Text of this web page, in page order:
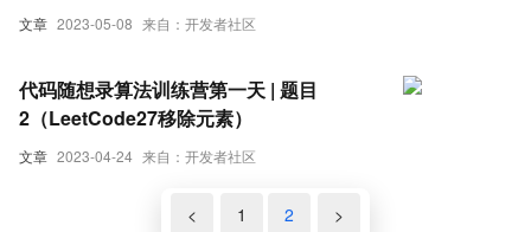
文章 2023-05-08 来自：开发者社区
文章 2023-04-24 来自：开发者社区
代码随想录算法训练营第一天 | 题目
2（LeetCode27移除元素）
< 1 2 >